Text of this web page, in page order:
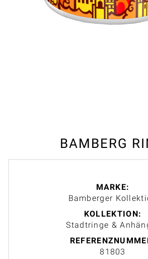
BAMBERG
MARKE:
Bamberger
KOLLEKTION:
Stadtringe &
81803